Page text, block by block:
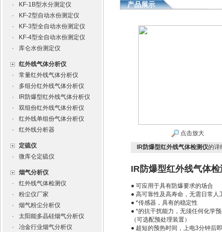
·
KF-1B型水分测定仪
·
KF-2型自动水份测定仪
·
KF-3型全自动水份测定仪
·
KF-4型全自动水份测定仪
·
库仑水份测定仪
红外线气体分析仪
·
常量红外线气体分析仪
·
多组分红外线气体分析仪
·
IR防爆型红外线气体分析仪
·
双组份红外线气体分析仪
·
红外线单组份气体分析仪
·
红外线分析器
定硫仪
·
微库仑定硫仪
烟气分析仪
·
红外线气体检测仪
·
粉尘仪厂家
·
烟气粉尘分析仪
·
太阳能多晶硅烟气分析仪
·
冶金行业烟气分析仪
产品展示
点击放大
IR防爆型红外线气体检测仪的详
IR防爆型红外线气体
● 可应用于具有防爆要求的场合
● 高可靠性及高寿命，无需日常人
● *传感器，具有的稳定性
● *的抗干扰能力，无须任何化学
（可选配预处理装置）
● 超短的预热时间，上电3分钟后